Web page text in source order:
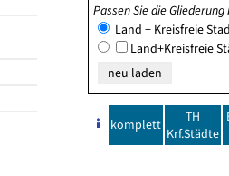
Passen Sie die
Land + Kreisfreie
Land+Kreisfreie
komplett
TH
Krf.Städte